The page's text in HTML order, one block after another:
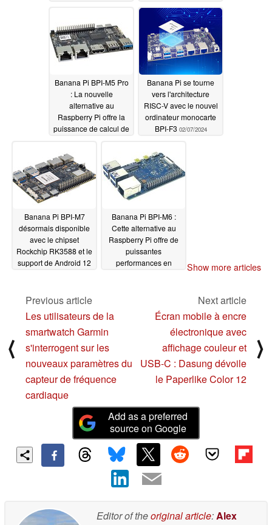
05/10/2024
Banana Pi BPI-M5 Pro
: La nouvelle
alternative au
Raspberry Pi offre la
puissance de calcul de
Banana Pi se tourne
vers l'architecture
RISC-V avec le nouvel
ordinateur monocarte
BPI-F3 02/07/2024
Banana Pi BPI-M7
désormais disponible
avec le chipset
Rockchip RK3588 et le
support de Android 12
Banana Pi BPI-M6 :
Cette alternative au
Raspberry Pi offre de
puissantes
performances en
Show more articles
⟨
Previous article
Les utilisateurs de la
smartwatch Garmin
s'interrogent sur les
nouveaux paramètres du
capteur de fréquence
cardiaque
Next article
Écran mobile à encre
électronique avec
affichage couleur et
USB-C : Dasung dévoile
le Paperlike Color 12
⟩
Add as a preferred
source on Google
Editor of theoriginal article:Alex